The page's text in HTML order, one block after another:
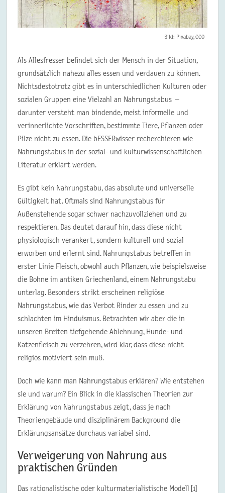
Bild: Pixabay, CCO
Als Allesfresser befindet sich der Mensch in der Situation,
grundsätzlich nahezu alles essen und verdauen zu können.
Nichtsdestotrotz gibt es in unterschiedlichen Kulturen oder
sozialen Gruppen eine Vielzahl an Nahrungstabus –
darunter versteht man bindende, meist informelle und
verinnerlichte Vorschriften, bestimmte Tiere, Pflanzen oder
Pilze nicht zu essen. Die bESSERwisser recherchieren wie
Nahrungstabus in der sozial- und kulturwissenschaftlichen
Literatur erklärt werden.
Es gibt kein Nahrungstabu, das absolute und universelle
Gültigkeit hat. Oftmals sind Nahrungstabus für
Außenstehende sogar schwer nachzuvollziehen und zu
respektieren. Das deutet darauf hin, dass diese nicht
physiologisch verankert, sondern kulturell und sozial
erworben und erlernt sind. Nahrungstabus betreffen in
erster Linie Fleisch, obwohl auch Pflanzen, wie beispielsweise
die Bohne im antiken Griechenland, einem Nahrungstabu
unterlag. Besonders strikt erscheinen religiöse
Nahrungstabus, wie das Verbot Rinder zu essen und zu
schlachten im Hinduismus. Betrachten wir aber die in
unseren Breiten tiefgehende Ablehnung, Hunde- und
Katzenfleisch zu verzehren, wird klar, dass diese nicht
religiös motiviert sein muß.
Doch wie kann man Nahrungstabus erklären? Wie entstehen
sie und warum? Ein Blick in die klassischen Theorien zur
Erklärung von Nahrungstabus zeigt, dass je nach
Theoriengebäude und disziplinärem Background die
Erklärungsansätze durchaus variabel sind.
Verweigerung von Nahrung aus
praktischen Gründen
Das rationalistische oder kulturmaterialistische Modell [1]